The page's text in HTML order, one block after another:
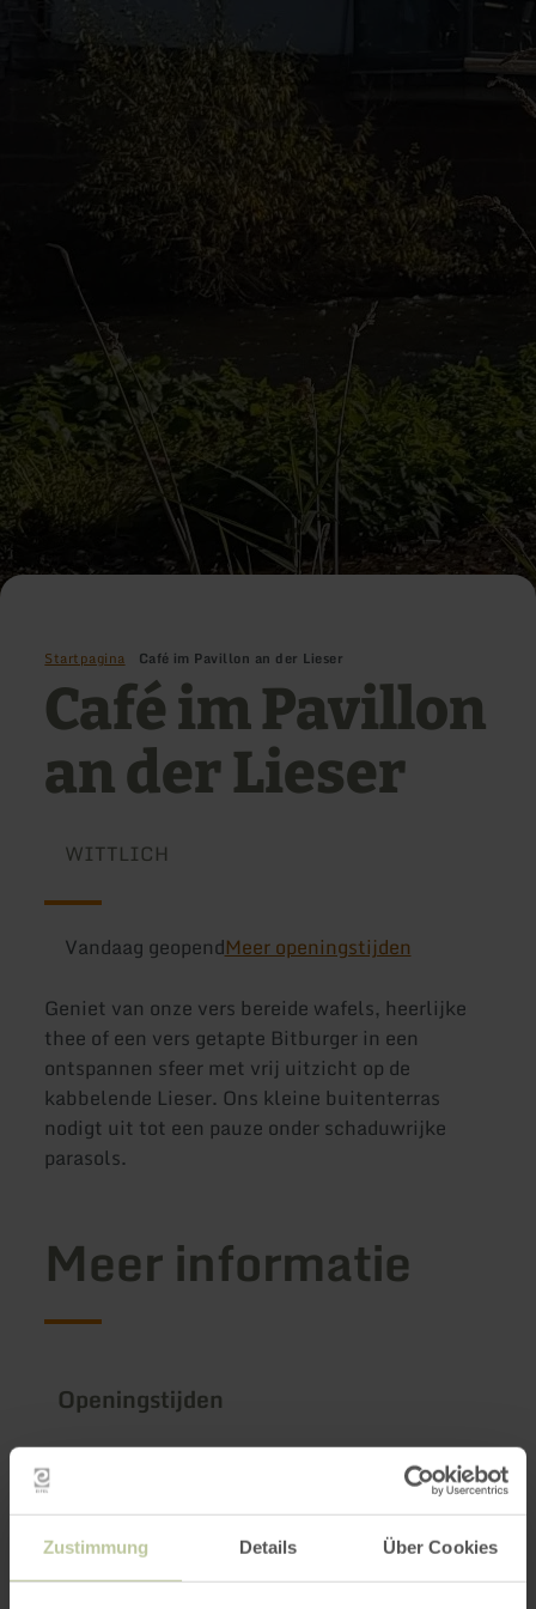
Zustimmung Details Über Cookies
Startpagina Café im Pavillon an der Lieser
Café im Pavillon
an der Lieser
WITTLICH
Vandaag geopendMeer openingstijden
Geniet van onze vers bereide wafels, heerlijke
thee of een vers getapte Bitburger in een
ontspannen sfeer met vrij uitzicht op de
kabbelende Lieser. Ons kleine buitenterras
nodigt uit tot een pauze onder schaduwrijke
parasols.
Meer informatie
Openingstijden
Kenmerken / bijzonderheden
Categorieën